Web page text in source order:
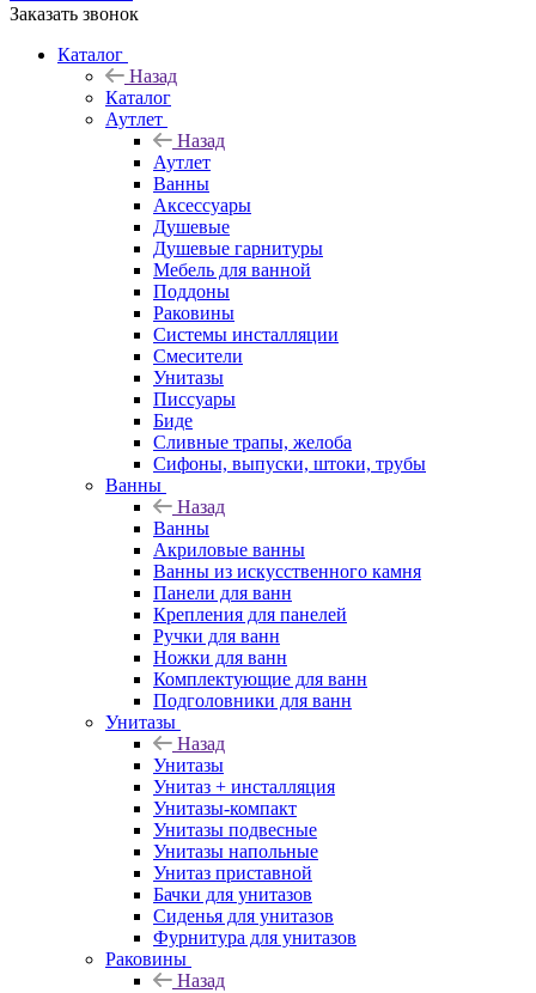
Заказать звонок
Каталог
Назад
Каталог
Аутлет
Назад
Аутлет
Ванны
Аксессуары
Душевые
Душевые гарнитуры
Мебель для ванной
Поддоны
Раковины
Системы инсталляции
Смесители
Унитазы
Писсуары
Биде
Сливные трапы, желоба
Сифоны, выпуски, штоки, трубы
Ванны
Назад
Ванны
Акриловые ванны
Ванны из искусственного камня
Панели для ванн
Крепления для панелей
Ручки для ванн
Ножки для ванн
Комплектующие для ванн
Подголовники для ванн
Унитазы
Назад
Унитазы
Унитаз + инсталляция
Унитазы-компакт
Унитазы подвесные
Унитазы напольные
Унитаз приставной
Бачки для унитазов
Сиденья для унитазов
Фурнитура для унитазов
Раковины
Назад